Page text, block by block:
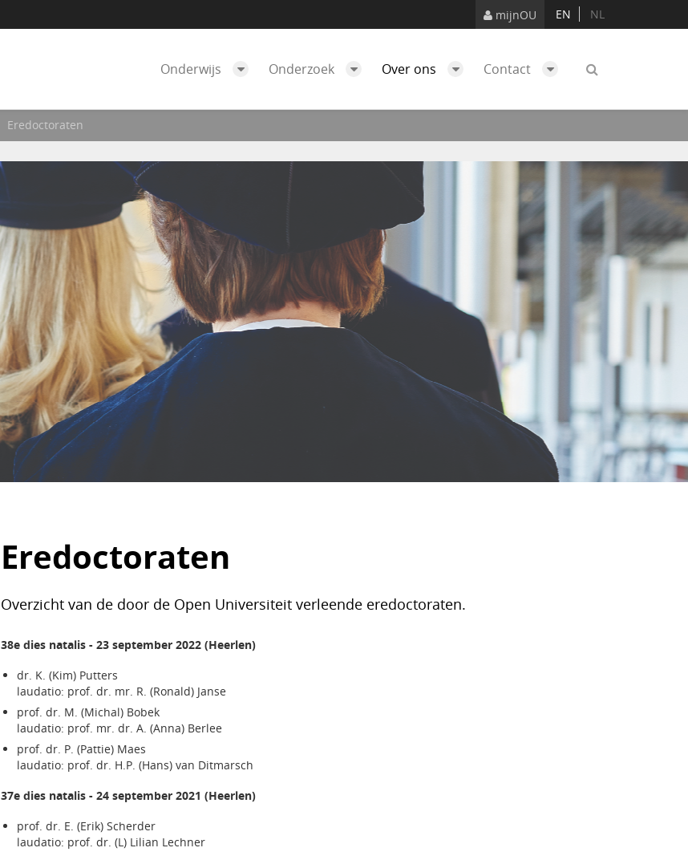
mijnOU EN NL
Onderwijs Onderzoek Over ons Contact
Eredoctoraten
Eredoctoraten
Overzicht van de door de Open Universiteit verleende eredoctoraten.
38e dies natalis - 23 september 2022 (Heerlen)
dr. K. (Kim) Putters
laudatio: prof. dr. mr. R. (Ronald) Janse
prof. dr. M. (Michal) Bobek
laudatio: prof. mr. dr. A. (Anna) Berlee
prof. dr. P. (Pattie) Maes
laudatio: prof. dr. H.P. (Hans) van Ditmarsch
37e dies natalis - 24 september 2021 (Heerlen)
prof. dr. E. (Erik) Scherder
laudatio: prof. dr. (L) Lilian Lechner